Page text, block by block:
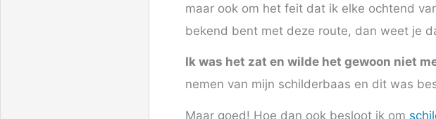
maar ook om het feit dat ik elke ochtend
bekend bent met deze route, dan weet je
Ik was het zat en wilde het gewoon niet
nemen van mijn schilderbaas en dit was
Maar goed! Hoe dan ook besloot ik om